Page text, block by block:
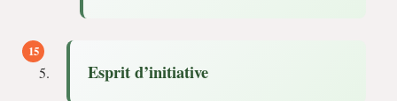
Esprit d’initiative